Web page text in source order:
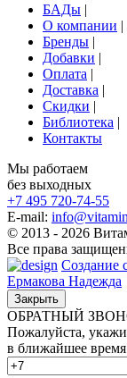
БАДы |
О компании |
Бренды |
Добавки |
Оплата |
Доставка |
Скидки |
Библиотека |
Контакты
Мы работаем
без выходных
+7 495 720-74-55
E-mail:
© 2013 - 2026
Все права
Создание
Ермакова Надежда
Закрыть
ОБРАТНЫЙ
Пожалуйста,
в ближайшее